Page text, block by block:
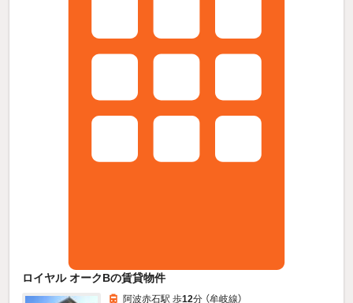
ロイヤル オークBの賃貸物件
阿波赤石駅 歩12分 （牟岐線）